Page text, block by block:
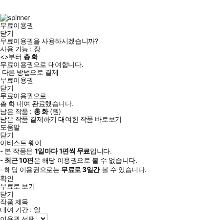
무료이용권
닫기
무료이용권을 사용하시겠습니까?
사용 가능 : 장
<>부터 총화
무료이용권으로 대여합니다.
다른 방법으로 결제
무료이용권
닫기
무료이용권으로
총 화대여 완료했습니다.
남은 작품 : 총화(원)
남은 작품 결제하기 대여한 작품 바로보기
도움말
닫기
아티스트 웨이
- 본 작품은 1일마다1편씩 무료입니다.
- 최근10편은 해당 이용권으로 볼 수 없습니다.
- 해당 이용권으로는 무료로3일간볼 수 있습니다.
확인
무료로 보기
닫기
작품 제목
대여 기간 : 일